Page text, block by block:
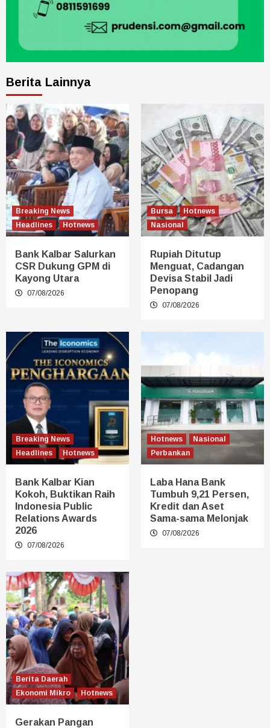
Berita Lainnya
Breaking News
Headlines
Hotnews
Bank Kalbar Salurkan
CSR Dukung GPM di
Kayong Utara
07/08/2026
Bursa
Hotnews
Nasional
Rupiah Ditutup
Menguat, Cadangan
Devisa Stabil Jadi
Penopang
07/08/2026
Breaking News
Headlines
Hotnews
Bank Kalbar Kian
Kokoh, Buktikan Raih
Indonesia Public
Relations Awards
2026
07/08/2026
Hotnews
Nasional
Perbankan
Laba Hana Bank
Tumbuh 9,21 Persen,
Kredit dan Aset
Sama-sama Melonjak
07/08/2026
Berita Daerah
Ekonomi Mikro
Hotnews
Gerakan Pangan